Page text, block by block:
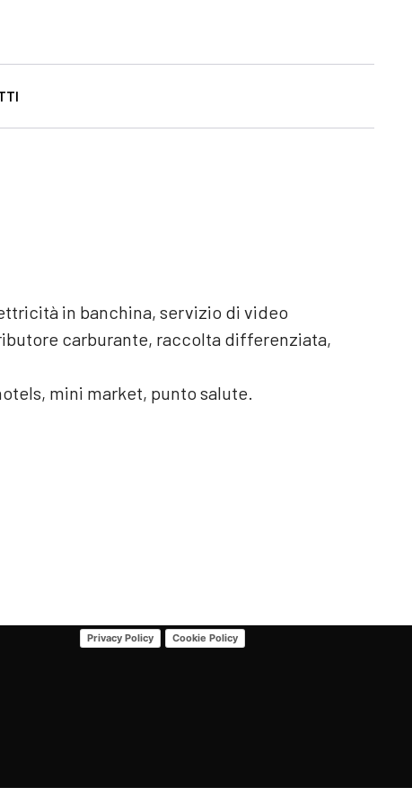
in banchina, servizio di video
carburante, raccolta differenziata,
mini market, punto salute.
Privacy Policy Cookie Policy